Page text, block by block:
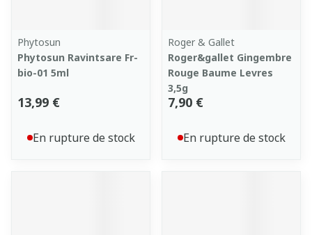
Phytosun
Phytosun Ravintsare Fr-
bio-01 5ml
13,99 €
En rupture de stock
Roger & Gallet
Roger&gallet Gingembre
Rouge Baume Levres
3,5g
7,90 €
En rupture de stock